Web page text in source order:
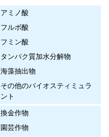
アミノ酸
フルボ酸
フミン酸
タンパク質加水分解物
海藻抽出物
その他のバイオスティミュラ
ント
換金作物
園芸作物